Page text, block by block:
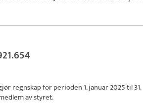
regnskap for perioden 1. januar 2025 til 31.
av styret.